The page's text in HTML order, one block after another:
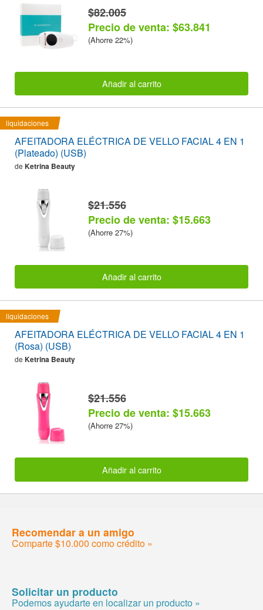
$82.005
Precio de venta: $63.841
(Ahorre 22%)
Añadir al carrito
liquidaciones
AFEITADORA ELÉCTRICA DE VELLO FACIAL 4 EN 1
(Plateado) (USB)
de Ketrina Beauty
$21.556
Precio de venta: $15.663
(Ahorre 27%)
Añadir al carrito
liquidaciones
AFEITADORA ELÉCTRICA DE VELLO FACIAL 4 EN 1
(Rosa) (USB)
de Ketrina Beauty
$21.556
Precio de venta: $15.663
(Ahorre 27%)
Añadir al carrito
Recomendar a un amigo
Comparte $10.000 como crédito »
Solicitar un producto
Podemos ayudarte en localizar un producto »